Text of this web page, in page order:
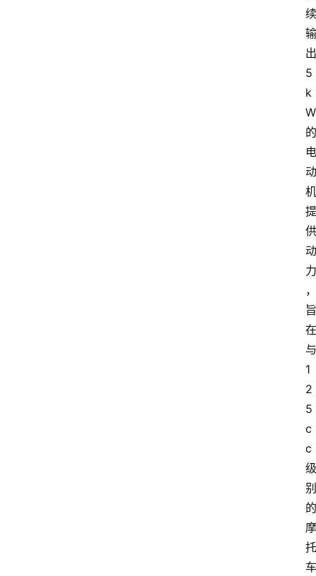
续
输
出
5
k
W
的
电
动
机
提
供
动
力
，
旨
在
与
1
2
5
c
c
级
别
的
摩
托
车